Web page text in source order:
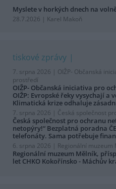
Myslete v horkých dnech na
28.7.2026 | Karel Makoň
tiskové zprávy
7. srpna 2026 | OIŽP- Občanská
prostředí
OIŽP- Občanská iniciativa pro
OIŽP: Evropské řeky vysychají a
Klimatická krize odhaluje
7. srpna 2026 | Česká společnost
Česká společnost pro ochranu
netopýry!“ Bezplatná poradna
telefonáty. Sama potřebuje
6. srpna 2026 | Regionální muzeum
Regionální muzeum Mělník,
let CHKO Kokořínsko - Máchův